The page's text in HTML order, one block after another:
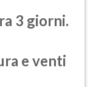
3 giorni.
e venti